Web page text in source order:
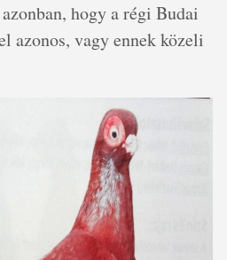
hogy a régi Budai
azonos, vagy ennek közeli